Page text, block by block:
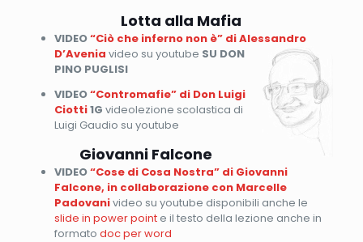
Lotta alla Mafia
VIDEO“Ciò che inferno non è” di Alessandro
D’Avenia video su youtube SU DON
PINO PUGLISI
VIDEO“Contromafie” di Don Luigi
Ciotti1G videolezione scolastica di
Luigi Gaudio su youtube
Giovanni Falcone
VIDEO“Cose di Cosa Nostra” di Giovanni
Falcone, in collaborazione con Marcelle
Padovanivideo su youtube disponibili anche le
slide in power pointe il testo della lezione anche in
formato doc per word